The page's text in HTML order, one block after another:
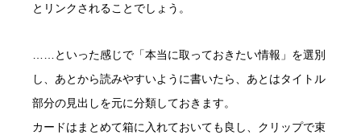
とリンクされることでしょう。
……といった感じで「本当に取っておきたい情報」を選別
し、あとから読みやすいように書いたら、あとはタイトル
部分の見出しを元に分類しておきます。
カードはまとめて箱に入れておいても良し、クリップで束